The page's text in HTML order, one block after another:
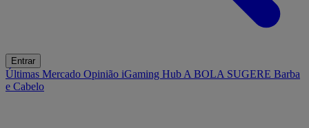
Entrar
Últimas Mercado Opinião iGaming Hub A BOLA SUGERE Barba
e Cabelo